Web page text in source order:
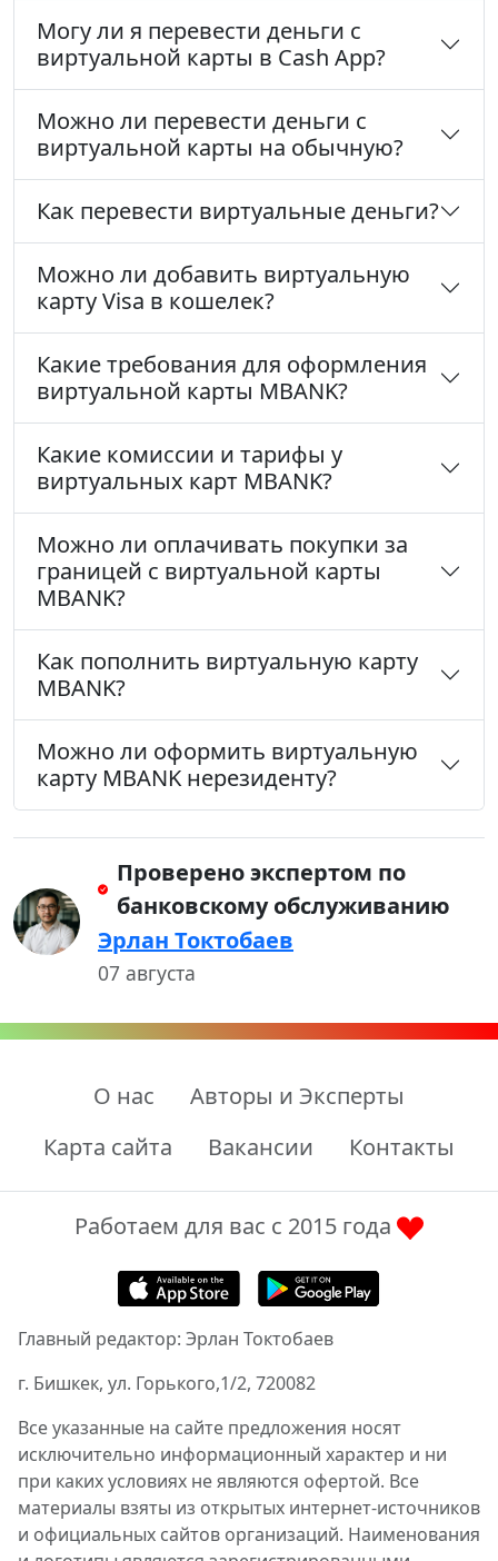
Могу ли я перевести деньги с
виртуальной карты в Cash App?
Можно ли перевести деньги с
виртуальной карты на обычную?
Как перевести виртуальные деньги?
Можно ли добавить виртуальную
карту Visa в кошелек?
Какие требования для оформления
виртуальной карты MBANK?
Какие комиссии и тарифы у
виртуальных карт MBANK?
Можно ли оплачивать покупки за
границей с виртуальной карты
MBANK?
Как пополнить виртуальную карту
MBANK?
Можно ли оформить виртуальную
карту MBANK нерезиденту?
Проверено экспертом по
банковскому обслуживанию
Эрлан Токтобаев
07 августа
О нас
Авторы и Эксперты
Карта сайта
Вакансии Контакты
Работаем для вас с 2015 года
Главный редактор: Эрлан Токтобаев
г. Бишкек, ул. Горького,1/2, 720082
Все указанные на сайте предложения носят
исключительно информационный характер и ни
при каких условиях не являются офертой. Все
материалы взяты из открытых интернет-источников
и официальных сайтов организаций. Наименования